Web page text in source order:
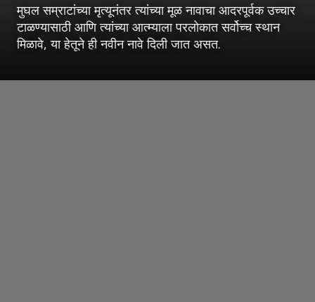
मुघल सम्राटांच्या मृत्यूनंतर त्यांच्या मूळ नावाचा आदरपूर्वक उच्चार
टाळण्यासाठी आणि त्यांच्या आत्म्याला परलोकात सर्वोच्च स्थान
मिळावे, या हेतूने ही नवीन नावे दिली जात असत.